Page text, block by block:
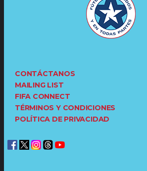
CONTÁCTANOS
MAILING LIST
FIFA CONNECT
TÉRMINOS Y CONDICIONES
POLÍTICA DE PRIVACIDAD